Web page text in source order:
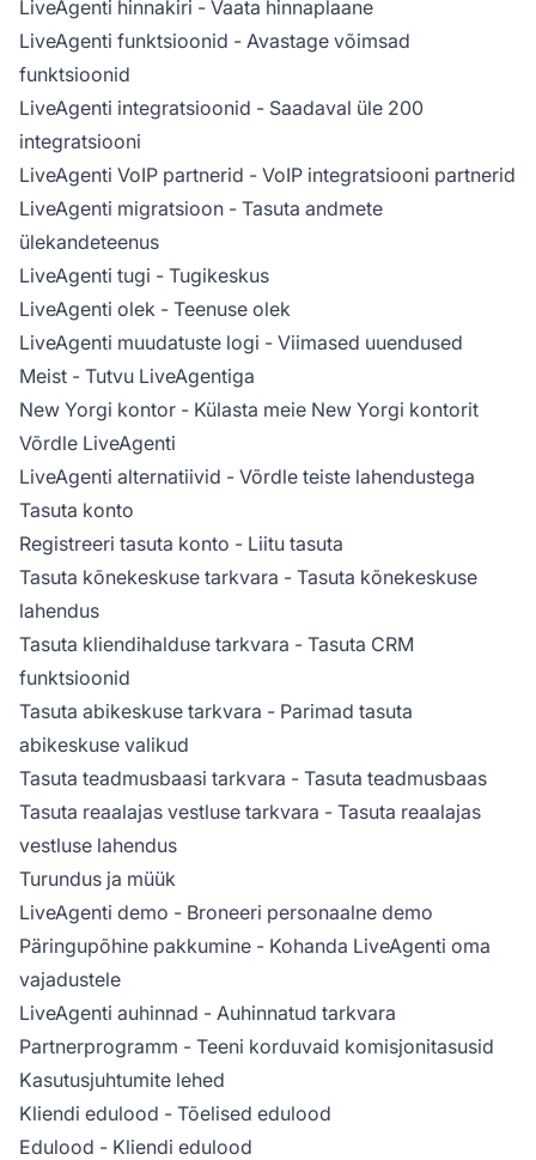
LiveAgenti hinnakiri - Vaata hinnaplaane
LiveAgenti funktsioonid - Avastage võimsad
funktsioonid
LiveAgenti integratsioonid - Saadaval üle 200
integratsiooni
LiveAgenti VoIP partnerid - VoIP integratsiooni partnerid
LiveAgenti migratsioon - Tasuta andmete
ülekandeteenus
LiveAgenti tugi - Tugikeskus
LiveAgenti olek - Teenuse olek
LiveAgenti muudatuste logi - Viimased uuendused
Meist - Tutvu LiveAgentiga
New Yorgi kontor - Külasta meie New Yorgi kontorit
Võrdle LiveAgenti
LiveAgenti alternatiivid - Võrdle teiste lahendustega
Tasuta konto
Registreeri tasuta konto - Liitu tasuta
Tasuta kõnekeskuse tarkvara - Tasuta kõnekeskuse
lahendus
Tasuta kliendihalduse tarkvara - Tasuta CRM
funktsioonid
Tasuta abikeskuse tarkvara - Parimad tasuta
abikeskuse valikud
Tasuta teadmusbaasi tarkvara - Tasuta teadmusbaas
Tasuta reaalajas vestluse tarkvara - Tasuta reaalajas
vestluse lahendus
Turundus ja müük
LiveAgenti demo - Broneeri personaalne demo
Päringupõhine pakkumine - Kohanda LiveAgenti oma
vajadustele
LiveAgenti auhinnad - Auhinnatud tarkvara
Partnerprogramm - Teeni korduvaid komisjonitasusid
Kasutusjuhtumite lehed
Kliendi edulood - Tõelised edulood
Edulood - Kliendi edulood